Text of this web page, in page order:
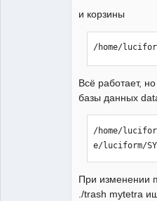
и корзины
/home/
Всё работает,
базы данных
/home/
e/luciform/
При изменении
./trash mytetra